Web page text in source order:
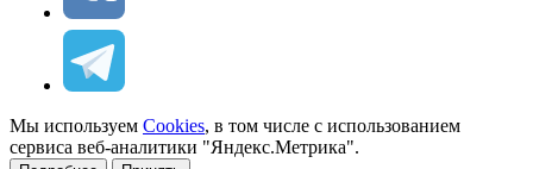
Мы используем Cookies, в том числе с использованием
сервиса веб-аналитики "Яндекс.Метрика".